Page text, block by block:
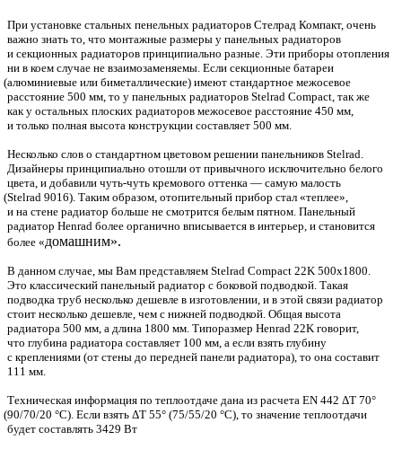
При установке стальных пенельных радиаторов Стелрад Компакт, очень
важно знать то, что монтажные размеры у панельных радиаторов
и секционных радиаторов принципиально разные. Эти приборы отопления
ни в коем случае не взаимозаменяемы. Если секционные батареи
(алюминиевые или биметаллические) имеют стандартное межосевое
расстояние 500 мм, то у панельных радиаторов Stelrad Compact, так же
как у остальных плоских радиаторов межосевое расстояние 450 мм,
и только полная высота конструкции составляет 500 мм.
Несколько слов о стандартном цветовом решении панельников Stelrad.
Дизайнеры принципиально отошли от привычного исключительно белого
цвета, и добавили чуть-чуть кремового оттенка — самую малость
(Stelrad 9016). Таким образом, отопительный прибор стал «теплее»,
и на стене радиатор больше не смотрится белым пятном. Панельный
радиатор Henrad более органично вписывается в интерьер, и становится
более «домашним».
В данном случае, мы Вам представляем Stelrad Compact 22K 500х1800.
Это классический панельный радиатор с боковой подводкой. Такая
подводка труб несколько дешевле в изготовлении, и в этой связи радиатор
стоит несколько дешевле, чем с нижней подводкой. Общая высота
радиатора 500 мм, а длина 1800 мм. Типоразмер Henrad 22K говорит,
что глубина радиатора составляет 100 мм, а если взять глубину
с креплениями (от стены до передней панели радиатора), то она составит
111 мм.
Техническая информация по теплоотдаче дана из расчета EN 442 ΔT 70°
(90/70/20 °C). Если взять ΔT 55° (75/55/20 °C), то значение теплоотдачи
будет составлять 3429 Вт